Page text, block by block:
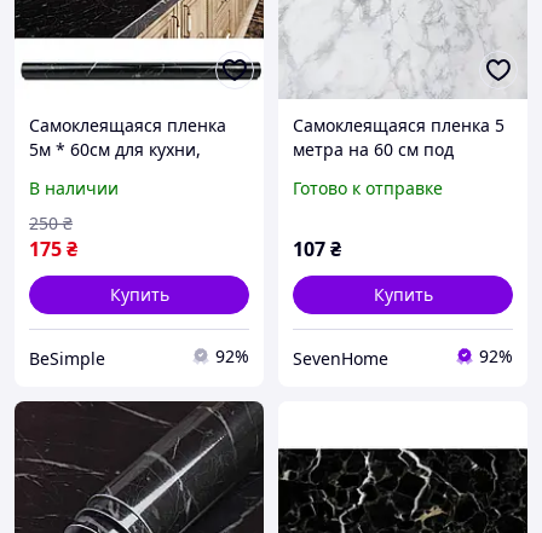
Самоклеящаяся пленка
5м * 60см для кухни,
Sticker / Мраморная
наклейка на кухонный
В наличии
175₴
250 ₴
Купить
BeSimple 92%
Самоклеящаяся пленка 5
метра на 60 см под
мрамор iC227
Готово к отправке
107₴
Купить
SevenHome 92%